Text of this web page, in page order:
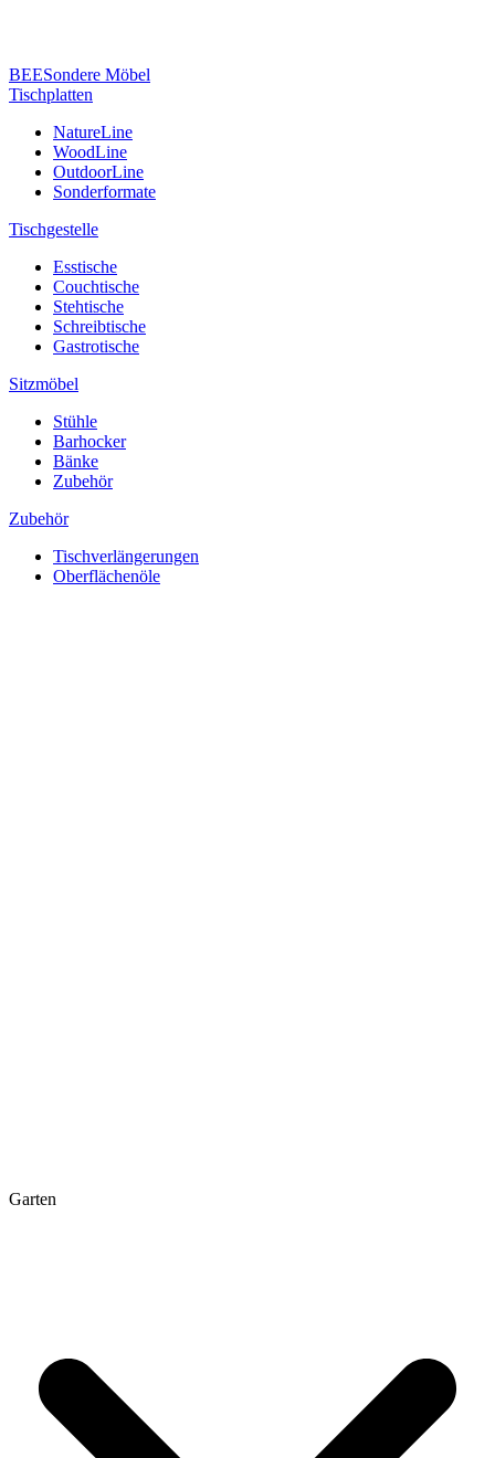
BEESondere Möbel
Tischplatten
NatureLine
WoodLine
OutdoorLine
Sonderformate
Tischgestelle
Esstische
Couchtische
Stehtische
Schreibtische
Gastrotische
Sitzmöbel
Stühle
Barhocker
Bänke
Zubehör
Zubehör
Tischverlängerungen
Oberflächenöle
Garten